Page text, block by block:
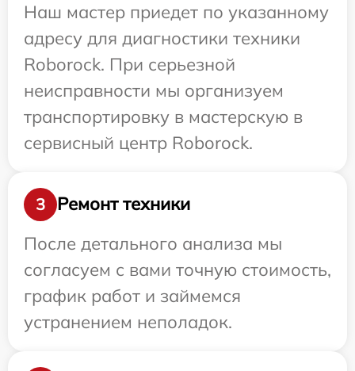
Наш мастер приедет по указанному
адресу для диагностики техники
Roborock. При серьезной
неисправности мы организуем
транспортировку в мастерскую в
сервисный центр Roborock.
3
Ремонт техники
После детального анализа мы
согласуем с вами точную стоимость,
график работ и займемся
устранением неполадок.